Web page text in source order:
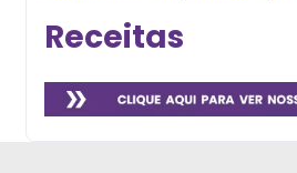
Receitas